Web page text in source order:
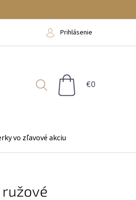
Prihlásenie
NÁKUPNÝ
vo zľavové akciu